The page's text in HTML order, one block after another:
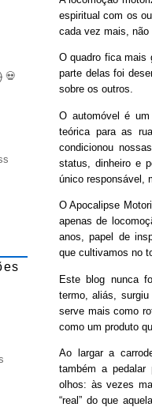
espiritual com os
cada vez mais,
O quadro fica mais
parte delas foi
sobre os outros.
O automóvel é
teórica para as
condicionou
status, dinheiro e
único responsável,
O Apocalipse
apenas de
anos, papel de
que cultivamos no
Este blog nunca
termo, aliás,
serve mais como
como um produto
Ao largar a
também a pedalar
olhos: às vezes
“real” do que
💀